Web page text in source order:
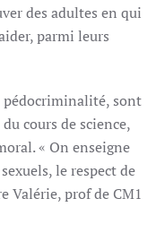
des adultes en qui
parmi leurs
pédocriminalité, sont
cours de science,
« On enseigne
le respect de
Valérie, prof de CM1